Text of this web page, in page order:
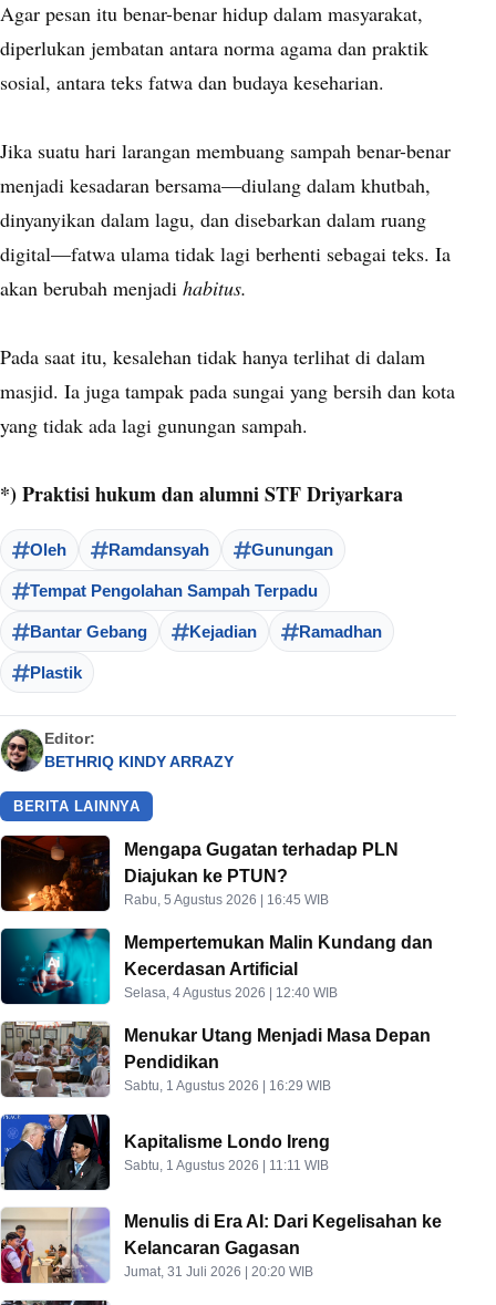
Agar pesan itu benar-benar hidup dalam masyarakat,
diperlukan jembatan antara norma agama dan praktik
sosial, antara teks fatwa dan budaya keseharian.
Jika suatu hari larangan membuang sampah benar-benar
menjadi kesadaran bersama—diulang dalam khutbah,
dinyanyikan dalam lagu, dan disebarkan dalam ruang
digital—fatwa ulama tidak lagi berhenti sebagai teks. Ia
akan berubah menjadi habitus.
Pada saat itu, kesalehan tidak hanya terlihat di dalam
masjid. Ia juga tampak pada sungai yang bersih dan kota
yang tidak ada lagi gunungan sampah.
*) Praktisi hukum dan alumni STF Driyarkara
Oleh Ramdansyah Gunungan
Tempat Pengolahan Sampah Terpadu
Bantar Gebang Kejadian Ramadhan
Plastik
Editor:
BETHRIQ KINDY ARRAZY
BERITA LAINNYA
Mengapa Gugatan terhadap PLN
Diajukan ke PTUN?
Rabu, 5 Agustus 2026 | 16:45 WIB
Mempertemukan Malin Kundang dan
Kecerdasan Artificial
Selasa, 4 Agustus 2026 | 12:40 WIB
Menukar Utang Menjadi Masa Depan
Pendidikan
Sabtu, 1 Agustus 2026 | 16:29 WIB
Kapitalisme Londo Ireng
Sabtu, 1 Agustus 2026 | 11:11 WIB
Menulis di Era AI: Dari Kegelisahan ke
Kelancaran Gagasan
Jumat, 31 Juli 2026 | 20:20 WIB